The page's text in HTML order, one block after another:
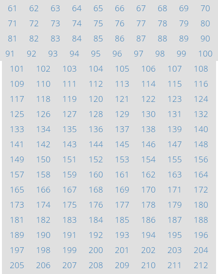
61
62 63 64 65 66 67 68 69
70
71
72 73 74 75 76 77 78 79
80
81
82 83 84 85 86 87 88 89
90
91
92 93 94 95 96 97 98 99
100
101
102 103 104 105 106 107
108
109
110 111 112 113 114 115
116
117
118 119 120 121 122 123
124
125
126 127 128 129 130 131
132
133
134 135 136 137 138 139
140
141
142 143 144 145 146 147
148
149
150 151 152 153 154 155
156
157
158 159 160 161 162 163
164
165
166 167 168 169 170 171
172
173
174 175 176 177 178 179
180
181
182 183 184 185 186 187
188
189
190 191 192 193 194 195
196
197
198 199 200 201 202 203
204
205
206 207 208 209 210 211
212